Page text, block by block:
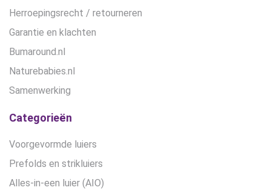
Herroepingsrecht / retourneren
Garantie en klachten
Bumaround.nl
Naturebabies.nl
Samenwerking
Categorieën
Voorgevormde luiers
Prefolds en strikluiers
Alles-in-een luier (AIO)